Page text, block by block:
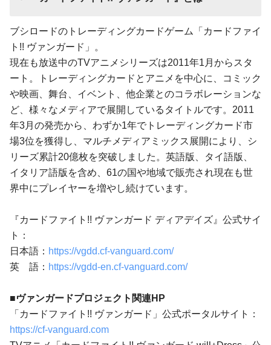
ブシロードのトレーディングカードゲーム「カードファイ
ト!! ヴァンガード」。
現在も放送中のTVアニメシリーズは2011年1月からスタ
ート。トレーディングカードとアニメを中心に、コミック
や映画、舞台、イベント、他企業とのコラボレーションな
ど、様々なメディアで展開しているタイトルです。2011
年3月の発売から、わずか1年でトレーディングカード市
場3位を獲得し、マルチメディアミックス展開により、シ
リーズ累計20億枚を突破しました。英語版、タイ語版、
イタリア語版を含め、61の国や地域で販売され現在も世
界中にプレイヤーを増やし続けています。
『カードファイト!! ヴァンガード ディアデイズ』公式サイ
ト：
日本語： https://vgdd.cf-vanguard.com/
英 語： https://vgdd-en.cf-vanguard.com/
■ヴァンガードプロジェクト関連HP
「カードファイト!! ヴァンガード」公式ポータルサイト：
https://cf-vanguard.com